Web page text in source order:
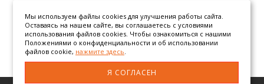
Мы используем файлы cookies для улучшения работы сайта.
Оставаясь на нашем сайте, вы соглашаетесь с условиями
использования файлов cookies. Чтобы ознакомиться с нашими
Положениями о конфиденциальности и об использовании
файлов cookie, нажмите здесь.
Я СОГЛАСЕН